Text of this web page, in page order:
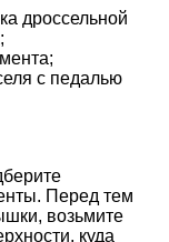
дроссельной
с педалью
Перед тем
возьмите
куда